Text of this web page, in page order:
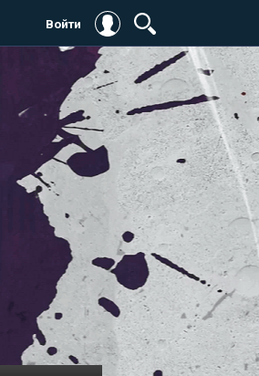
Войти